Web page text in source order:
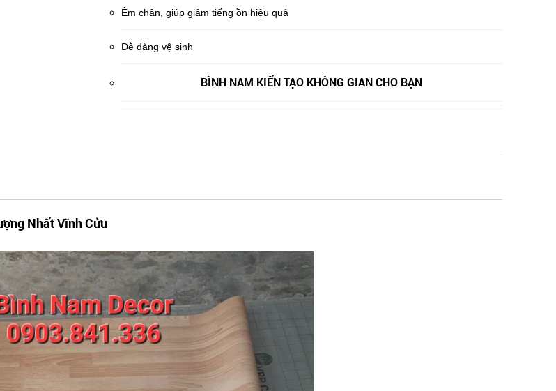
Êm chân, giúp giảm tiếng ồn hiệu quả
Dễ dàng vệ sinh
BÌNH NAM KIẾN TẠO KHÔNG GIAN CHO BẠN
Nhất Vĩnh Cửu